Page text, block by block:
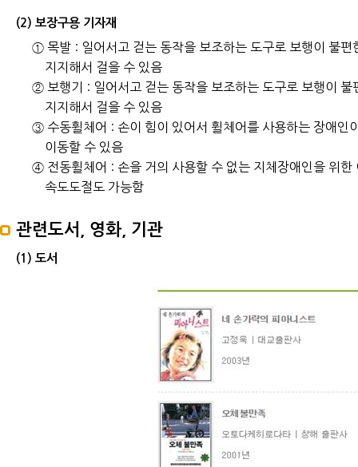
(2) 보장구용 기자재
① 목발 : 일어서고 걷는 동작을 보조하는 도구로 보행이 불
지지해서 걸을 수 있음
② 보행기 : 일어서고 걷는 동작을 보조하는 도구로 보행이
지지해서 걸을 수 있음
③ 수동휠체어 : 손이 힘이 있어서 휠체어를 사용하는 장애인
이동할 수 있음
④ 전동휠체어 : 손을 거의 사용할 수 없는 지체장애인을 위
속도도절도 가능함
관련도서, 영화, 기관
(1) 도서